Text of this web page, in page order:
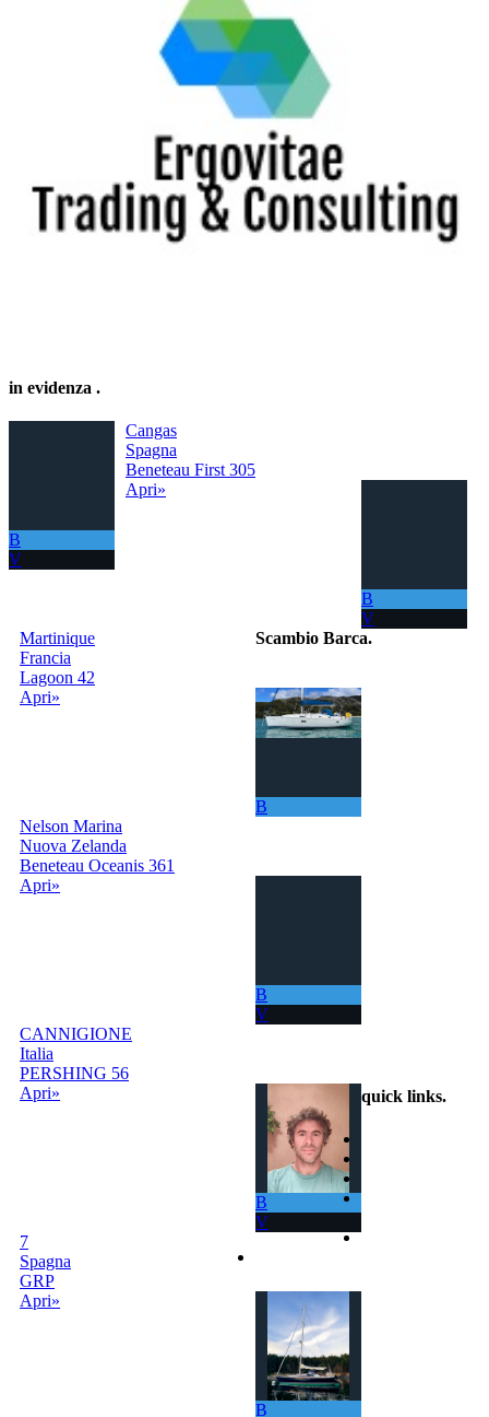
in evidenza .
B
V
Cangas
Spagna
Beneteau First 305
Apri»
B
V
Martinique
Francia
Lagoon 42
Apri»
B
Nelson Marina
Nuova Zelanda
Beneteau Oceanis 361
Apri»
B
V
CANNIGIONE
Italia
PERSHING 56
Apri»
B
V
7
Spagna
GRP
Apri»
B
Scambio Barca.
quick links.